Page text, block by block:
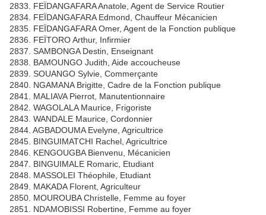
2833. FEÏDANGAFARA Anatole, Agent de Service Routier
2834. FEÏDANGAFARA Edmond, Chauffeur Mécanicien
2835. FEÏDANGAFARA Omer, Agent de la Fonction publique
2836. FEÏTORO Arthur, Infirmier
2837. SAMBONGA Destin, Enseignant
2838. BAMOUNGO Judith, Aide accoucheuse
2839. SOUANGO Sylvie, Commerçante
2840. NGAMANA Brigitte, Cadre de la Fonction publique
2841. MALIAVA Pierrot, Manutentionnaire
2842. WAGOLALA Maurice, Frigoriste
2843. WANDALE Maurice, Cordonnier
2844. AGBADOUMA Evelyne, Agricultrice
2845. BINGUIMATCHI Rachel, Agricultrice
2846. KENGOUGBA Bienvenu, Mécanicien
2847. BINGUIMALE Romaric, Etudiant
2848. MASSOLEI Théophile, Etudiant
2849. MAKADA Florent, Agriculteur
2850. MOUROUBA Christelle, Femme au foyer
2851. NDAMOBISSI Robertine, Femme au foyer